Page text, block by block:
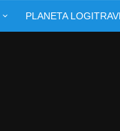
PLANETA